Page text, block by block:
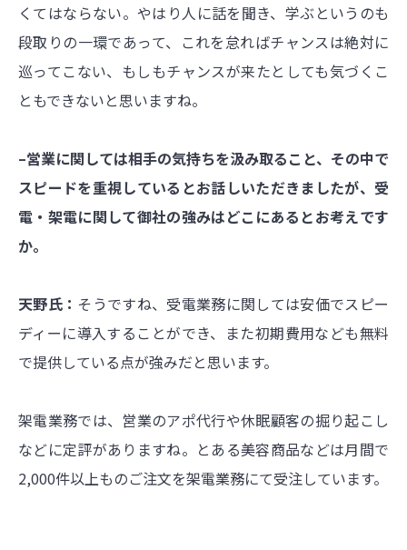
くてはならない。やはり人に話を聞き、学ぶというのも
段取りの一環であって、これを怠ればチャンスは絶対に
巡ってこない、もしもチャンスが来たとしても気づくこ
ともできないと思いますね。
–営業に関しては相手の気持ちを汲み取ること、その中で
スピードを重視しているとお話しいただきましたが、受
電・架電に関して御社の強みはどこにあるとお考えです
か。
天野氏： そうですね、受電業務に関しては安価でスピー
ディーに導入することができ、また初期費用なども無料
で提供している点が強みだと思います。
架電業務では、営業のアポ代行や休眠顧客の掘り起こし
などに定評がありますね。とある美容商品などは月間で
2,000件以上ものご注文を架電業務にて受注しています。